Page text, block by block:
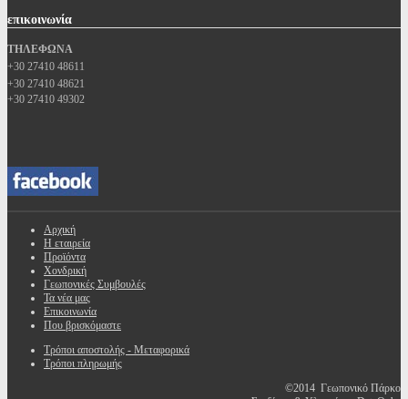
επικοινωνία
ΤΗΛΕΦΩΝΑ
+30 27410 48611
+30 27410 48621
+30 27410 49302
Αρχική
Η εταιρεία
Προϊόντα
Χονδρική
Γεωπονικές Συμβουλές
Τα νέα μας
Επικοινωνία
Που βρισκόμαστε
Τρόποι αποστολής - Μεταφορικά
Τρόποι πληρωμής
©2014 Γεωπονικό Πάρκο